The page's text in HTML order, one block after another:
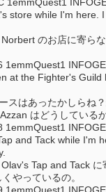
store while I'm here.
Norbert のお店に寄ら
1emmQuest1
at the Fighter's Guild
スはあったかしらね
はどうしている
1emmQuest1
and Tack while I'm
Olav's Tap and Tack
やっているの。